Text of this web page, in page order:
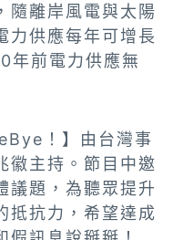
隨離岸風電與太陽
力供應每年可增長
年前電力供應無
！】由台灣事
徽主持。節目中邀
議題，為聽眾提升
抵抗力，希望達成